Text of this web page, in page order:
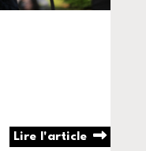
Lire l'article